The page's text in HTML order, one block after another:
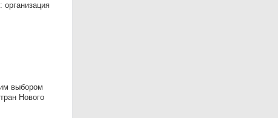
выбором
Нового